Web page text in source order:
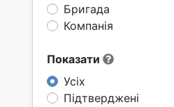
Бригада
Компанія
Показати
Усіх
Підтверджені